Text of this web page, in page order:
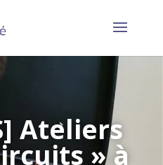
Ateliers
» à